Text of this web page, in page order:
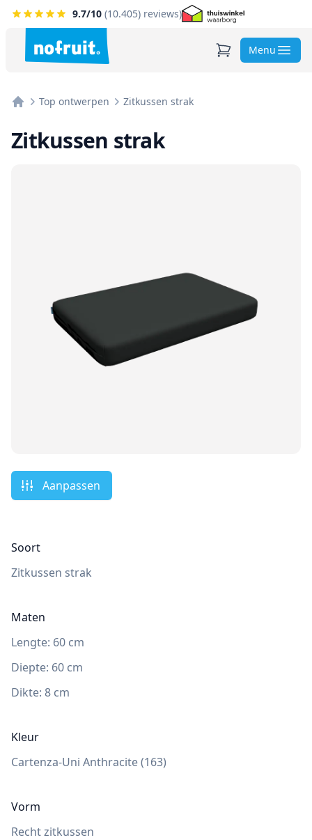
9.7/10 (10.405) reviews)
Menu
Top ontwerpen Zitkussen strak
Zitkussen strak
Aanpassen
Soort
Zitkussen strak
Maten
Lengte: 60 cm
Diepte: 60 cm
Dikte: 8 cm
Kleur
Cartenza-Uni Anthracite (163)
Vorm
Recht zitkussen